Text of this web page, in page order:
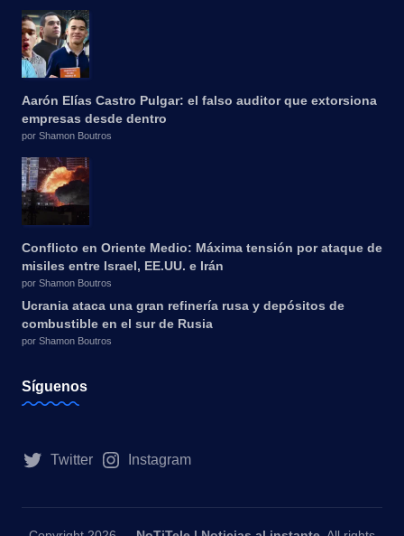
Aarón Elías Castro Pulgar: el falso auditor que extorsiona
empresas desde dentro
por Shamon Boutros
Conflicto en Oriente Medio: Máxima tensión por ataque de
misiles entre Israel, EE.UU. e Irán
por Shamon Boutros
Ucrania ataca una gran refinería rusa y depósitos de
combustible en el sur de Rusia
por Shamon Boutros
Síguenos
Twitter Instagram